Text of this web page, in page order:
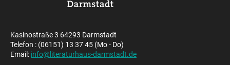
Kasinostraße 3 64293 Darmstadt
Telefon : (06151) 13 37 45 (Mo - Do)
Email: info@literaturhaus-darmstadt.de